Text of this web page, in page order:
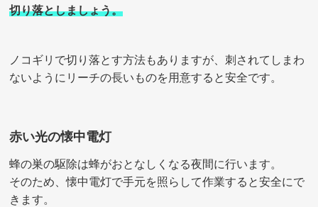
切り落としましょう。
ノコギリで切り落とす方法もありますが、刺されてしまわ
ないようにリーチの長いものを用意すると安全です。
赤い光の懐中電灯
蜂の巣の駆除は蜂がおとなしくなる夜間に行います。
そのため、懐中電灯で手元を照らして作業すると安全にで
きます。